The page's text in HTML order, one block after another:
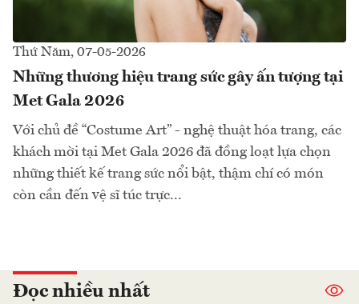
Thứ Năm, 07-05-2026
Những thương hiệu trang sức gây ấn tượng tại
Met Gala 2026
Với chủ đề “Costume Art” - nghệ thuật hóa trang, các
khách mời tại Met Gala 2026 đã đồng loạt lựa chọn
những thiết kế trang sức nổi bật, thậm chí có món
còn cần đến vệ sĩ túc trực...
Đọc nhiều nhất